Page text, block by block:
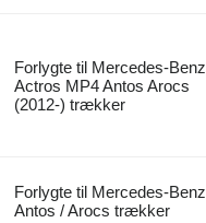
Forlygte til Mercedes-Benz
Actros MP4 Antos Arocs
(2012-) trækker
Forlygte til Mercedes-Benz
Antos / Arocs trækker